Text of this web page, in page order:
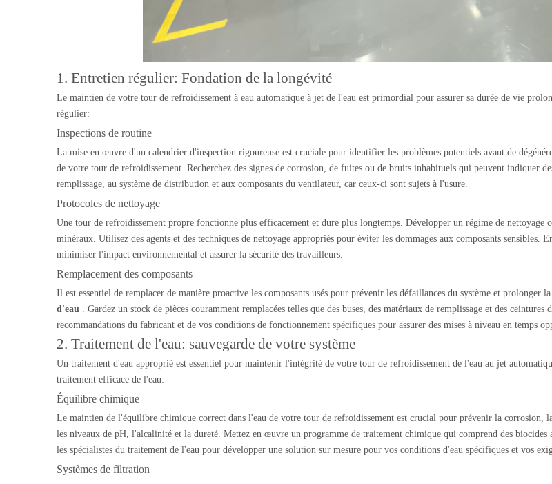
1. Entretien régulier: Fondation de la longévité
Le maintien de votre tour de refroidissement à eau automatique à jet de l'eau est primordial pour assurer sa durée de vie
régulier:
Inspections de routine
La mise en œuvre d'un calendrier d'inspection rigoureuse est cruciale pour identifier les problèmes potentiels avant de
de votre tour de refroidissement. Recherchez des signes de corrosion, de fuites ou de bruits inhabituels qui peuvent indiquer
remplissage, au système de distribution et aux composants du ventilateur, car ceux-ci sont sujets à l'usure.
Protocoles de nettoyage
Une tour de refroidissement propre fonctionne plus efficacement et dure plus longtemps. Développer un régime de nettoyage
minéraux. Utilisez des agents et des techniques de nettoyage appropriés pour éviter les dommages aux composants
minimiser l'impact environnemental et assurer la sécurité des travailleurs.
Remplacement des composants
Il est essentiel de remplacer de manière proactive les composants usés pour prévenir les défaillances du système et prolonger
d'eau . Gardez un stock de pièces couramment remplacées telles que des buses, des matériaux de remplissage et des
recommandations du fabricant et de vos conditions de fonctionnement spécifiques pour assurer des mises à niveau en temps
2. Traitement de l'eau: sauvegarde de votre système
Un traitement d'eau approprié est essentiel pour maintenir l'intégrité de votre tour de refroidissement de l'eau au jet
traitement efficace de l'eau:
Équilibre chimique
Le maintien de l'équilibre chimique correct dans l'eau de votre tour de refroidissement est crucial pour prévenir la corrosion,
les niveaux de pH, l'alcalinité et la dureté. Mettez en œuvre un programme de traitement chimique qui comprend des
les spécialistes du traitement de l'eau pour développer une solution sur mesure pour vos conditions d'eau spécifiques et vos
Systèmes de filtration